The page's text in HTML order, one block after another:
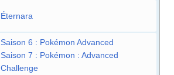
Éternara
Saison 6 : Pokémon Advanced
Saison 7 : Pokémon : Advanced
Challenge